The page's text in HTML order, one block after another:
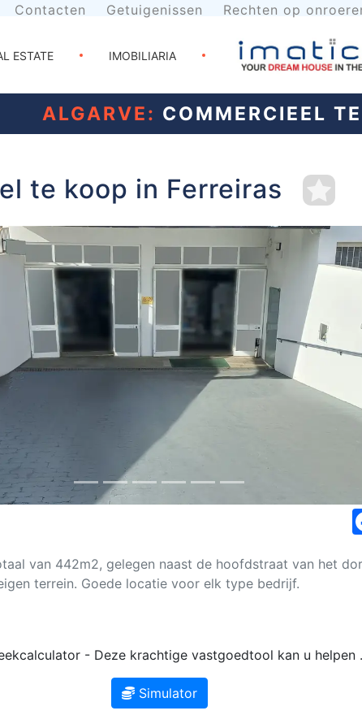
Contacten Getuigenissen Rechten op
ESTATE IMOBILIARIA
ALGARVE: COMMERCIEEL
te koop in Ferreiras
van 442m2, gelegen naast de hoofdstraat van het
terrein. Goede locatie voor elk type bedrijf.
- Deze krachtige vastgoedtool kan u helpen
Simulator